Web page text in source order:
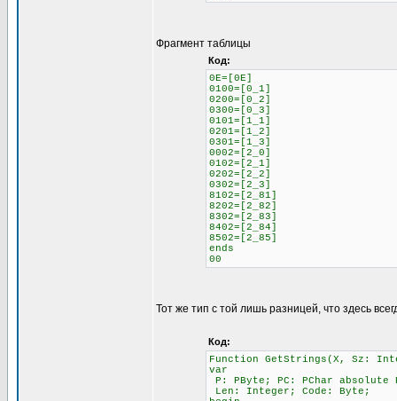
Фрагмент таблицы
Код:
0E=[0E]
0100=[0_1]
0200=[0_2]
0300=[0_3]
0101=[1_1]
0201=[1_2]
0301=[1_3]
0002=[2_0]
0102=[2_1]
0202=[2_2]
0302=[2_3]
8102=[2_81]
8202=[2_82]
8302=[2_83]
8402=[2_84]
8502=[2_85]
ends
00
Тот же тип с той лишь разницей, что здесь
Код:
Function GetStrings(X, Sz:
var
P: PByte; PC: PChar absolute
Len: Integer; Code: Byte;